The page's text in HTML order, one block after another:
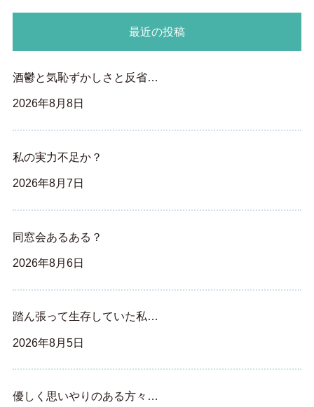
最近の投稿
酒鬱と気恥ずかしさと反省…
2026年8月8日
私の実力不足か？
2026年8月7日
同窓会あるある？
2026年8月6日
踏ん張って生存していた私…
2026年8月5日
優しく思いやりのある方々…